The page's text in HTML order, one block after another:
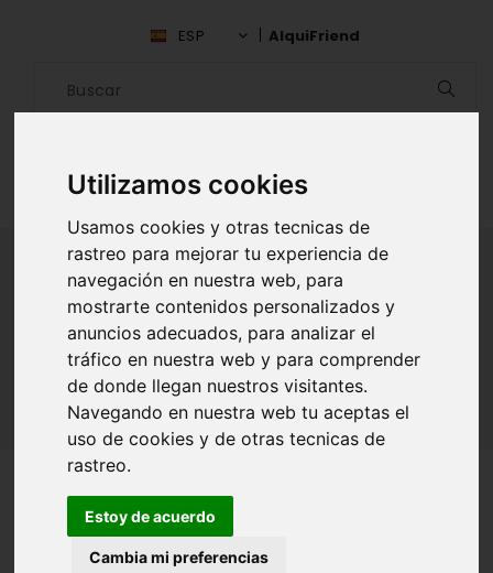
Utilizamos cookies
Usamos cookies y otras tecnicas de
rastreo para mejorar tu experiencia de
navegación en nuestra web, para
mostrarte contenidos personalizados y
anuncios adecuados, para analizar el
tráfico en nuestra web y para comprender
de donde llegan nuestros visitantes.
Navegando en nuestra web tu aceptas el
uso de cookies y de otras tecnicas de
rastreo.
Estoy de acuerdo
Cambia mi preferencias
ESP AlquiFriend
ALQUILAR AMIGO
Inicio Amigos Navarra Yanet Sanchez Dominguez